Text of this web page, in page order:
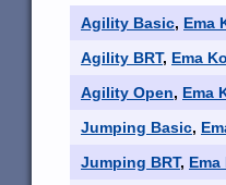
Agility Basic, Ema
Agility BRT, Ema
Agility Open, Ema
Jumping Basic,
Jumping BRT,